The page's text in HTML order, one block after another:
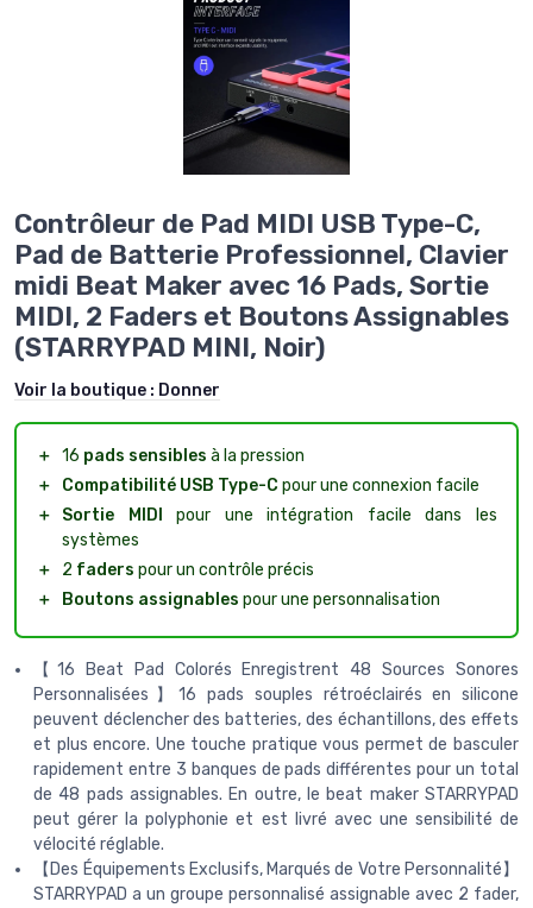
Contrôleur de Pad MIDI USB Type-C,
Pad de Batterie Professionnel, Clavier
midi Beat Maker avec 16 Pads, Sortie
MIDI, 2 Faders et Boutons Assignables
(STARRYPAD MINI, Noir)
Voir la boutique : Donner
＋ 16 pads sensibles à la pression
＋
Compatibilité USB Type-C pour une connexion facile
＋
Sortie MIDI
pour une intégration facile dans les
systèmes
＋
2 faders pour un contrôle précis
＋
Boutons assignables pour une personnalisation
【16 Beat Pad Colorés Enregistrent 48 Sources Sonores
Personnalisées】16 pads souples rétroéclairés en silicone
peuvent déclencher des batteries, des échantillons, des effets
et plus encore. Une touche pratique vous permet de basculer
rapidement entre 3 banques de pads différentes pour un total
de 48 pads assignables. En outre, le beat maker STARRYPAD
peut gérer la polyphonie et est livré avec une sensibilité de
vélocité réglable.
【Des Équipements Exclusifs, Marqués de Votre Personnalité】
STARRYPAD a un groupe personnalisé assignable avec 2 fader,